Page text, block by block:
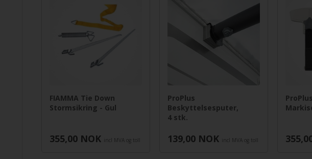
FIAMMA Tie Down
Stormsikring - Gul
355,00 NOK incl MVA og toll
ProPlus
Beskyttelsesputer,
4 stk.
139,00 NOK incl MVA og toll
ProPlus